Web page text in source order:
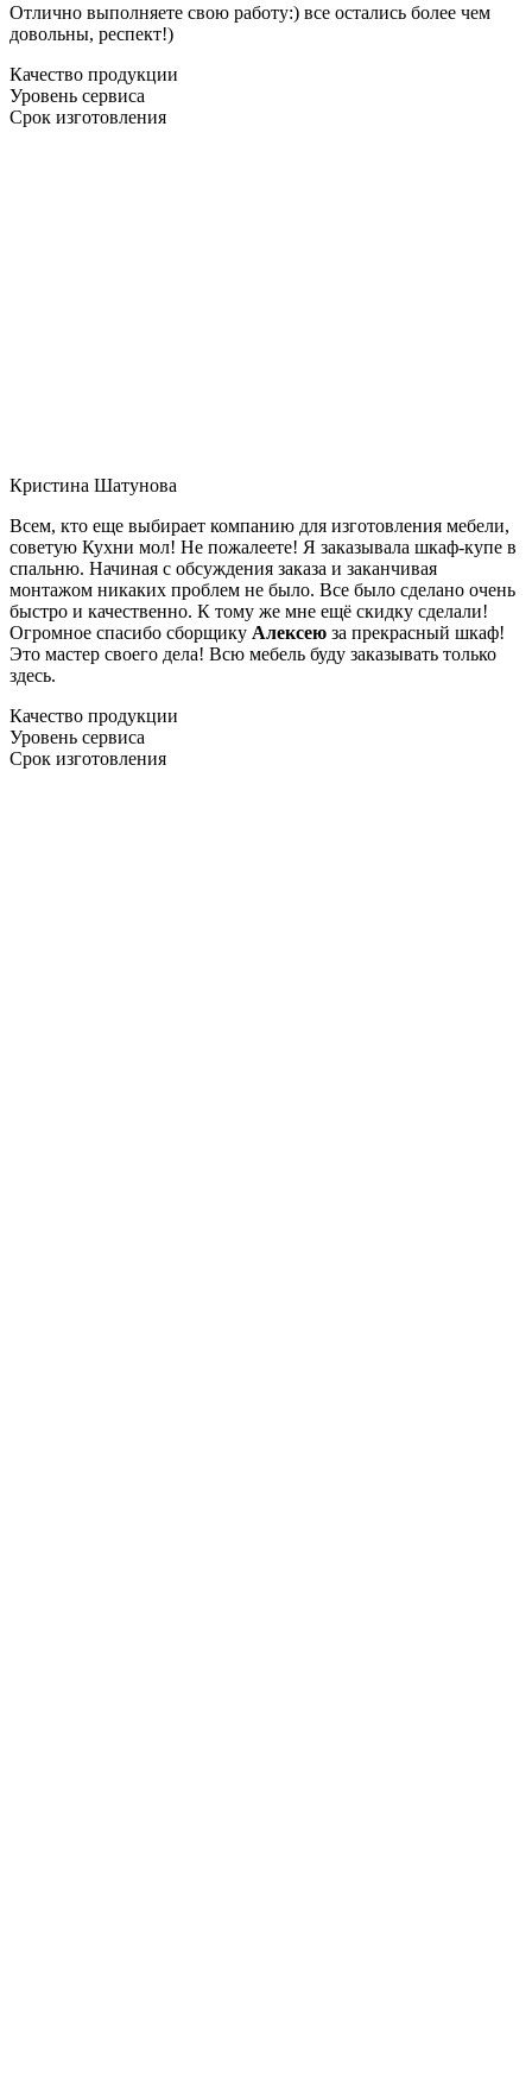
Отлично выполняете свою работу:) все остались более чем
довольны, респект!)
Качество продукции
Уровень сервиса
Срок изготовления
Кристина Шатунова
Всем, кто еще выбирает компанию для изготовления мебели,
советую Кухни мол! Не пожалеете! Я заказывала шкаф-купе в
спальню. Начиная с обсуждения заказа и заканчивая
монтажом никаких проблем не было. Все было сделано очень
быстро и качественно. К тому же мне ещё скидку сделали!
Огромное спасибо сборщику Алексею за прекрасный шкаф!
Это мастер своего дела! Всю мебель буду заказывать только
здесь.
Качество продукции
Уровень сервиса
Срок изготовления